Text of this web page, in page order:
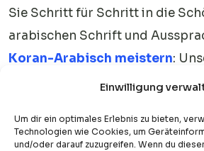
Einwilligung
Um dir ein optimales Erlebnis zu bieten,
Technologien wie Cookies, um
und/oder darauf zuzugreifen. Wenn du
Sie Schritt für Schritt in die
arabischen Schrift und
Koran-Arabisch meistern:
für alle, die den tiefen Wunsch
und zu verstehen. Tauchen Sie